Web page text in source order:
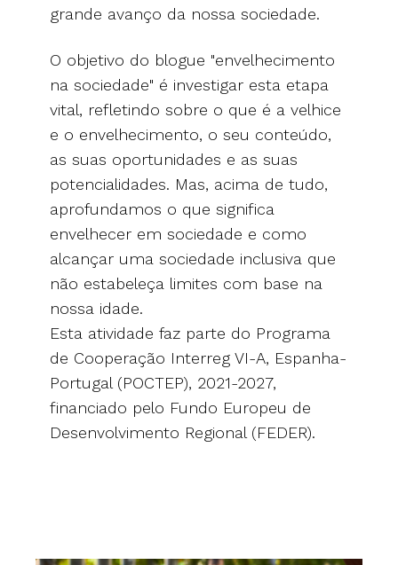
grande avanço da nossa sociedade.
O objetivo do blogue "envelhecimento
na sociedade" é investigar esta etapa
vital, refletindo sobre o que é a velhice
e o envelhecimento, o seu conteúdo,
as suas oportunidades e as suas
potencialidades. Mas, acima de tudo,
aprofundamos o que significa
envelhecer em sociedade e como
alcançar uma sociedade inclusiva que
não estabeleça limites com base na
nossa idade.
Esta atividade faz parte do Programa
de Cooperação Interreg VI-A, Espanha-
Portugal (POCTEP), 2021-2027,
financiado pelo Fundo Europeu de
Desenvolvimento Regional (FEDER).